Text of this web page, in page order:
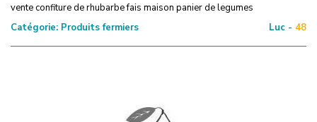
vente confiture de rhubarbe fais maison panier de legumes
Catégorie: Produits fermiers Luc - 48